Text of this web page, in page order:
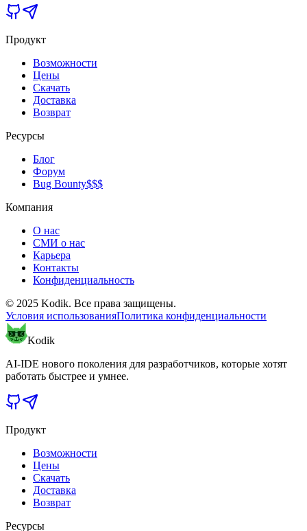
Продукт
Возможности
Цены
Скачать
Доставка
Возврат
Ресурсы
Блог
Форум
Bug Bounty$$$
Компания
О нас
СМИ о нас
Карьера
Контакты
Конфиденциальность
© 2025 Kodik. Все права защищены.
Условия использованияПолитика конфиденциальности
Kodik
AI-IDE нового поколения для разработчиков, которые хотят
работать быстрее и умнее.
Продукт
Возможности
Цены
Скачать
Доставка
Возврат
Ресурсы